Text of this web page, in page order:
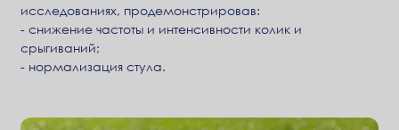
исследованиях, продемонстрировав:
- снижение частоты и интенсивности колик и
срыгиваний;
- нормализация стула.